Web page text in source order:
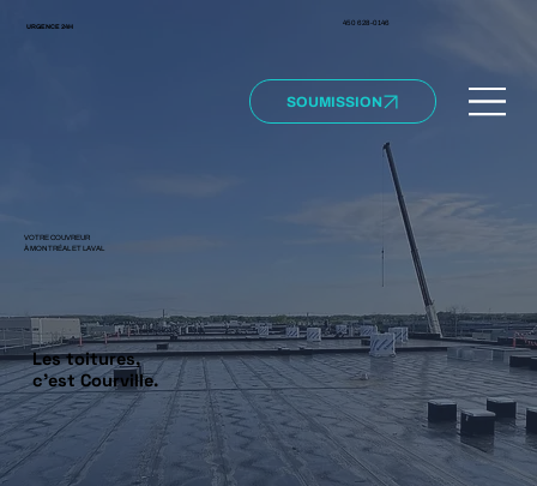
URGENCE 24H 450 628-0146
SOUMISSION
Les toitures,
c'est Courville.
VOTRE COUVREUR
À MONTRÉAL ET LAVAL